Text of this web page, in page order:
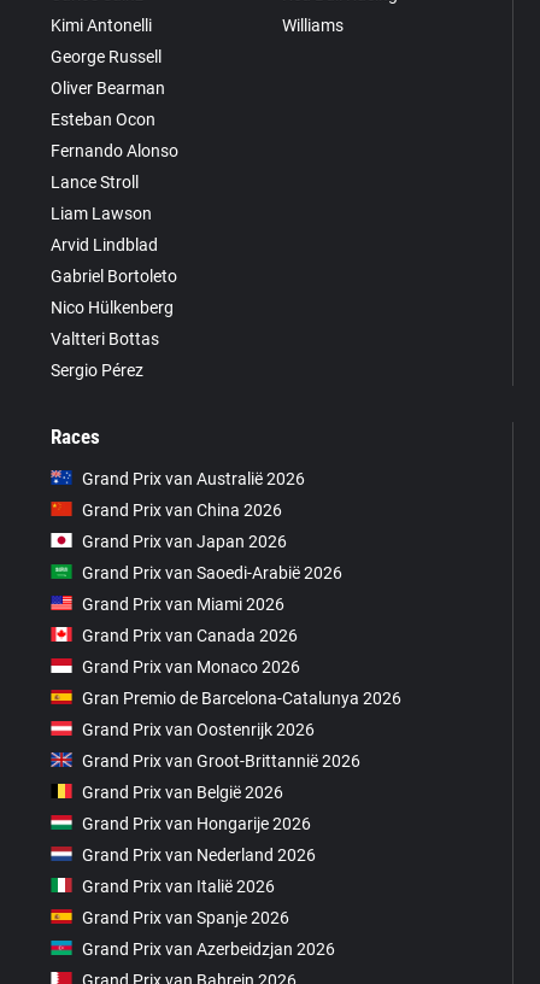
Kimi Antonelli
George Russell
Oliver Bearman
Esteban Ocon
Fernando Alonso
Lance Stroll
Liam Lawson
Arvid Lindblad
Gabriel Bortoleto
Nico Hülkenberg
Valtteri Bottas
Sergio Pérez
Williams
Races
Grand Prix van Australië 2026
Grand Prix van China 2026
Grand Prix van Japan 2026
Grand Prix van Saoedi-Arabië 2026
Grand Prix van Miami 2026
Grand Prix van Canada 2026
Grand Prix van Monaco 2026
Gran Premio de Barcelona-Catalunya 2026
Grand Prix van Oostenrijk 2026
Grand Prix van Groot-Brittannië 2026
Grand Prix van België 2026
Grand Prix van Hongarije 2026
Grand Prix van Nederland 2026
Grand Prix van Italië 2026
Grand Prix van Spanje 2026
Grand Prix van Azerbeidzjan 2026